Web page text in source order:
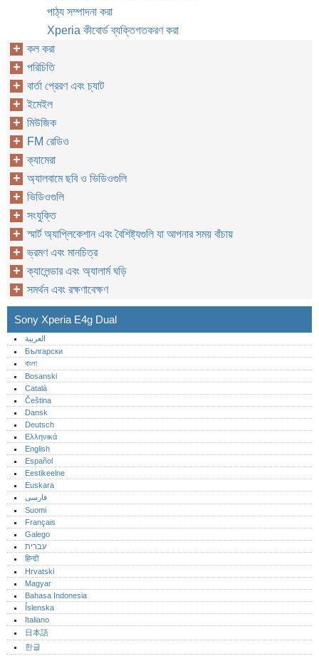
পাঠ্য সম্পাদনা করা
Xperia কীবোর্ড ব্যক্তিগতকরণ করা
কল করা
পরিচিতি
বার্তা প্রেরণ এবং চ্যাট
ইমেইল
মিউজিক
FM রেডিও
ক্যামেরা
অ্যালবামে ছবি ও ভিডিওগুলি
ভিডিওগুলি
সংযুক্তি
স্মার্ট অ্যাপ্লিকেশান এবং বৈশিষ্ট্যগুলি যা আপনার সময় বাঁচায়
ভ্রমণ এবং মানচিত্র
ক্যালেন্ডার এবং অ্যালার্ম ঘড়ি
সমর্থন এবং রক্ষণাবেক্ষণ
Sony Xperia E4g Dual
العربية
Български
বাংলা
Bosanski
Català
Čeština
Dansk
Deutsch
Ελληνικά
English
Español
Eestikeelne
Euskara
فارسی
Suomi
Français
Galego
עברית
हिन्दी
Hrvatski
Magyar
Bahasa Indonesia
Íslenska
Italiano
日本語
한글